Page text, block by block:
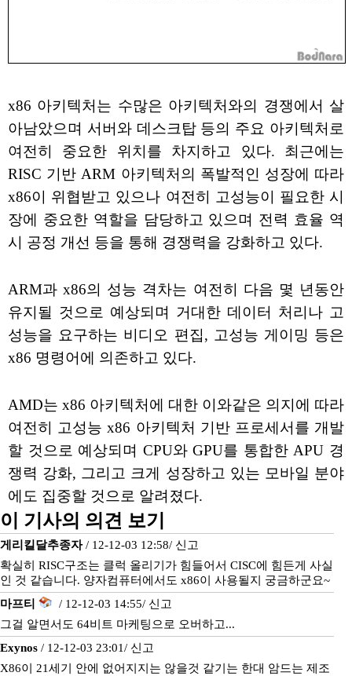
x86 아키텍처는 수많은 아키텍처와의 경쟁에서 살
아남았으며 서버와 데스크탑 등의 주요 아키텍처로
여전히 중요한 위치를 차지하고 있다. 최근에는
RISC 기반 ARM 아키텍처의 폭발적인 성장에 따라
x86이 위협받고 있으나 여전히 고성능이 필요한 시
장에 중요한 역할을 담당하고 있으며 전력 효율 역
시 공정 개선 등을 통해 경쟁력을 강화하고 있다.
ARM과 x86의 성능 격차는 여전히 다음 몇 년동안
유지될 것으로 예상되며 거대한 데이터 처리나 고
성능을 요구하는 비디오 편집, 고성능 게이밍 등은
x86 명령어에 의존하고 있다.
AMD는 x86 아키텍처에 대한 이와같은 의지에 따라
여전히 고성능 x86 아키텍처 기반 프로세서를 개발
할 것으로 예상되며 CPU와 GPU를 통합한 APU 경
쟁력 강화, 그리고 크게 성장하고 있는 모바일 분야
에도 집중할 것으로 알려졌다.
이 기사의 의견 보기
게리킬달추종자/ 12-12-03 12:58/ 신고
확실히 RISC구조는 클럭 올리기가 힘들어서 CISC에 힘든게 사실
인 것 같습니다. 양자컴퓨터에서도 x86이 사용될지 궁금하군요~
마프티
/ 12-12-03 14:55/ 신고
그걸 알면서도 64비트 마케팅으로 오버하고...
Exynos / 12-12-03 23:01/ 신고
X86이 21세기 안에 없어지지는 않을것 같기는 한대 암드는 제조